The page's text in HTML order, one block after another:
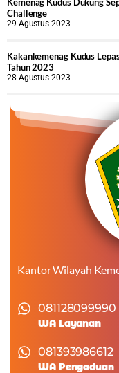
Challenge
29 Agustus 2023
Kakankemenag Kudus
Tahun 2023
28 Agustus 2023
Kantor Wilayah
081128099990
WA Layanan
081393986612
WA Pengaduan